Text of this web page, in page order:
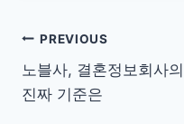
글
탐
PREVIOUS
노블사, 결혼정보회사의
진짜 기준은